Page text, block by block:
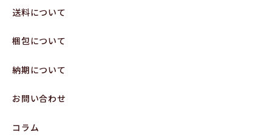
送料について
梱包について
納期について
お問い合わせ
コラム